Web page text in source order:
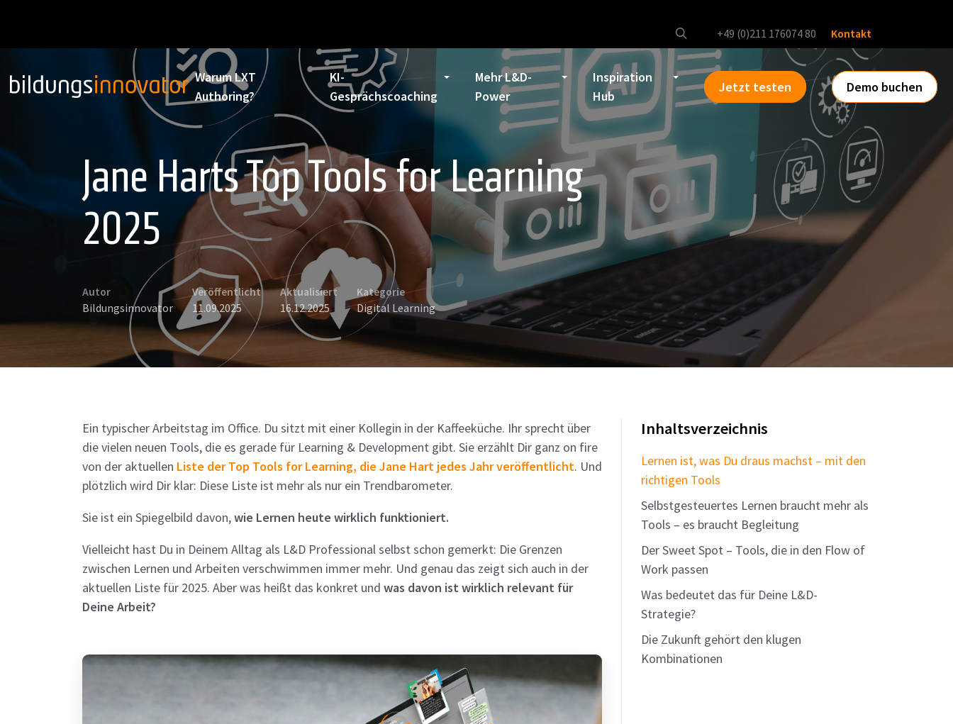
+49 (0)211 176074 80 Kontakt
Warum LXT
Authoring?
KI-
Gesprächscoaching
Mehr L&D-
Power
Inspiration
Hub
Jetzt testen Demo buchen
Jane Harts Top Tools for Learning
2025
Autor
Bildungsinnovator
Veröffentlicht
11.09.2025
Aktualisiert
16.12.2025
Kategorie
Digital Learning
Ein typischer Arbeitstag im Office. Du sitzt mit einer Kollegin in der Kaffeeküche. Ihr sprecht über
die vielen neuen Tools, die es gerade für Learning & Development gibt. Sie erzählt Dir ganz on fire
von der aktuellen Liste der Top Tools for Learning, die Jane Hart jedes Jahr veröffentlicht. Und
plötzlich wird Dir klar: Diese Liste ist mehr als nur ein Trendbarometer.
Sie ist ein Spiegelbild davon,wie Lernen heute wirklich funktioniert.
Vielleicht hast Du in Deinem Alltag als L&D Professional selbst schon gemerkt: Die Grenzen
zwischen Lernen und Arbeiten verschwimmen immer mehr. Und genau das zeigt sich auch in der
aktuellen Liste für 2025. Aber was heißt das konkret und was davon ist wirklich relevant für
Deine Arbeit?
Inhaltsverzeichnis
Lernen ist, was Du draus machst – mit den
richtigen Tools
Selbstgesteuertes Lernen braucht mehr als
Tools – es braucht Begleitung
Der Sweet Spot – Tools, die in den Flow of
Work passen
Was bedeutet das für Deine L&D-
Strategie?
Die Zukunft gehört den klugen
Kombinationen